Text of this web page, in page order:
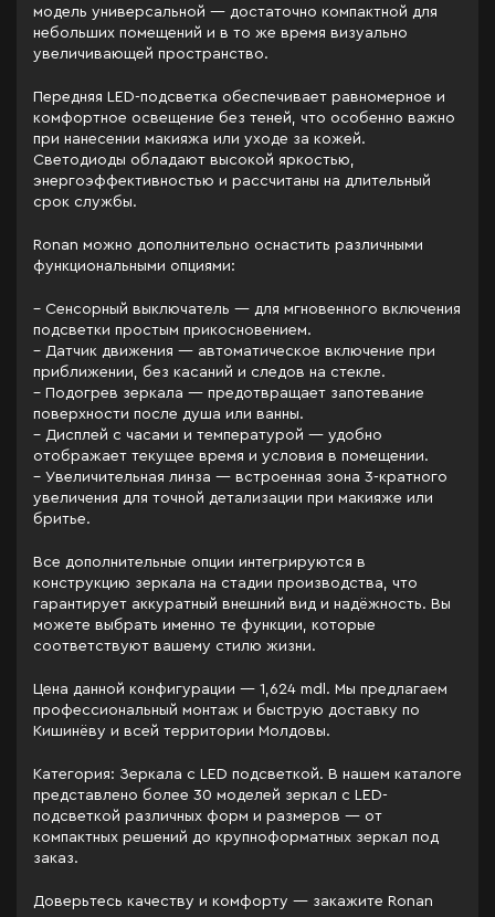
модель универсальной — достаточно компактной для
небольших помещений и в то же время визуально
увеличивающей пространство.
Передняя LED-подсветка обеспечивает равномерное и
комфортное освещение без теней, что особенно важно
при нанесении макияжа или уходе за кожей.
Светодиоды обладают высокой яркостью,
энергоэффективностью и рассчитаны на длительный
срок службы.
Ronan можно дополнительно оснастить различными
функциональными опциями:
– Сенсорный выключатель — для мгновенного включения
подсветки простым прикосновением.
– Датчик движения — автоматическое включение при
приближении, без касаний и следов на стекле.
– Подогрев зеркала — предотвращает запотевание
поверхности после душа или ванны.
– Дисплей с часами и температурой — удобно
отображает текущее время и условия в помещении.
– Увеличительная линза — встроенная зона 3-кратного
увеличения для точной детализации при макияже или
бритье.
Все дополнительные опции интегрируются в
конструкцию зеркала на стадии производства, что
гарантирует аккуратный внешний вид и надёжность. Вы
можете выбрать именно те функции, которые
соответствуют вашему стилю жизни.
Цена данной конфигурации — 1,624 mdl. Мы предлагаем
профессиональный монтаж и быструю доставку по
Кишинёву и всей территории Молдовы.
Категория: Зеркала c LED подсветкой. В нашем каталоге
представлено более 30 моделей зеркал с LED-
подсветкой различных форм и размеров — от
компактных решений до крупноформатных зеркал под
заказ.
Доверьтесь качеству и комфорту — закажите Ronan